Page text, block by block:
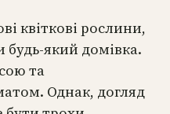
квіткові рослини,
будь-який домівка.
та
Однак, догляд